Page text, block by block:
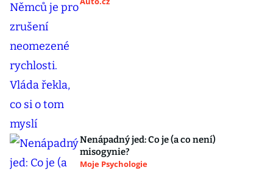
Nenápadný jed: Co je (a co není)
misogynie?
Moje Psychologie